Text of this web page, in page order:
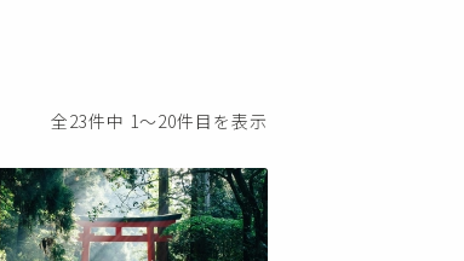
シューズ
ベルト
アクセサリー
全23件中 1〜20件目を表示